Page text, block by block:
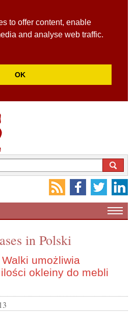
to offer content, enable
and analyse web traffic.
OK
in Polski
umożliwia
okleiny do mebli